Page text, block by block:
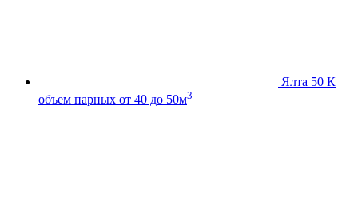
Ялта 50 К
объем парных от 40 до 50м3